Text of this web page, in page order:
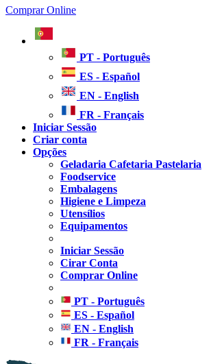
Comprar Online
PT - Português
ES - Español
EN - English
FR - Français
Iniciar Sessão
Criar conta
Opções
Geladaria Cafetaria Pastelaria
Foodservice
Embalagens
Higiene e Limpeza
Utensílios
Equipamentos
Iniciar Sessão
Cirar Conta
Comprar Online
PT - Português
ES - Español
EN - English
FR - Français